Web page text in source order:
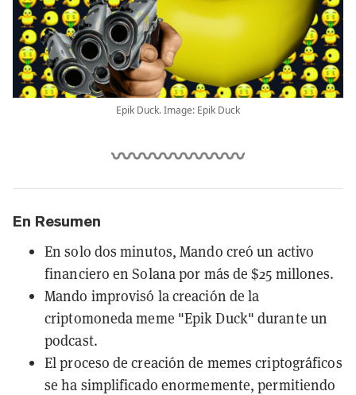
Epik Duck. Image: Epik Duck
En Resumen
En solo dos minutos, Mando creó un activo
financiero en Solana por más de $25 millones.
Mando improvisó la creación de la
criptomoneda meme "Epik Duck" durante un
podcast.
El proceso de creación de memes criptográficos
se ha simplificado enormemente, permitiendo